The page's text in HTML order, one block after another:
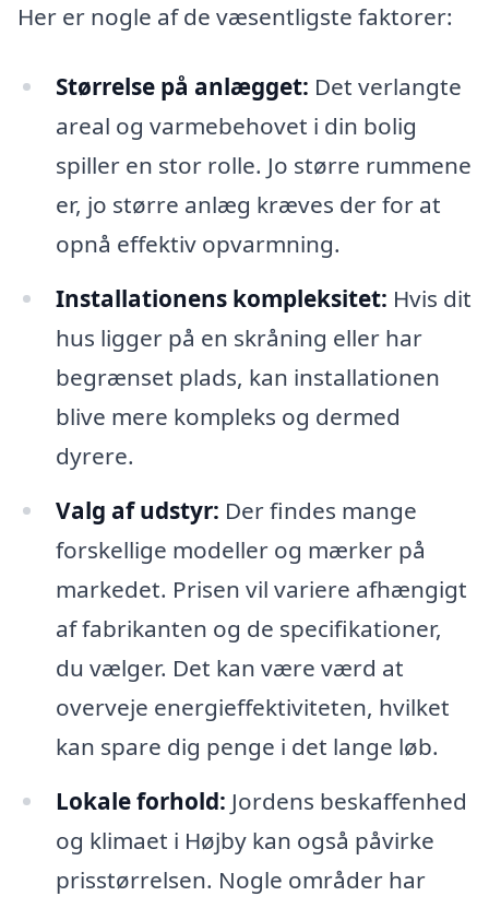
Her er nogle af de væsentligste faktorer:
Størrelse på anlægget: Det verlangte
areal og varmebehovet i din bolig
spiller en stor rolle. Jo større rummene
er, jo større anlæg kræves der for at
opnå effektiv opvarmning.
Installationens kompleksitet: Hvis dit
hus ligger på en skråning eller har
begrænset plads, kan installationen
blive mere kompleks og dermed
dyrere.
Valg af udstyr: Der findes mange
forskellige modeller og mærker på
markedet. Prisen vil variere afhængigt
af fabrikanten og de specifikationer,
du vælger. Det kan være værd at
overveje energieffektiviteten, hvilket
kan spare dig penge i det lange løb.
Lokale forhold: Jordens beskaffenhed
og klimaet i Højby kan også påvirke
prisstørrelsen. Nogle områder har